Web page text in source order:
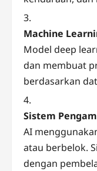
Machine
Model deep
dan membuat
berdasarkan
Sistem
AI
atau berbelok.
dengan